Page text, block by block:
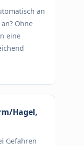
an
Ohne
eine
Hagel,
Gefahren